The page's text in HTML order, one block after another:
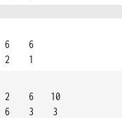
6
2
6
1
2
6
6
3
10
3